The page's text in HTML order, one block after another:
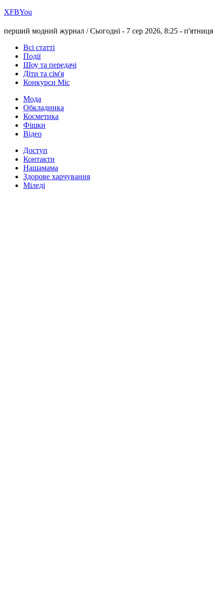
ХFBYou
перший модний журнал /Сьогодні - 7 сер 2026, 8:25 - п'ятниця
Всі статті
Події
Шоу та передачі
Діти та сім'я
Конкурси Міс
Мода
Обкладинка
Косметика
Фішки
Відео
Доступ
Контакти
Нашамама
Здорове харчування
Міледі